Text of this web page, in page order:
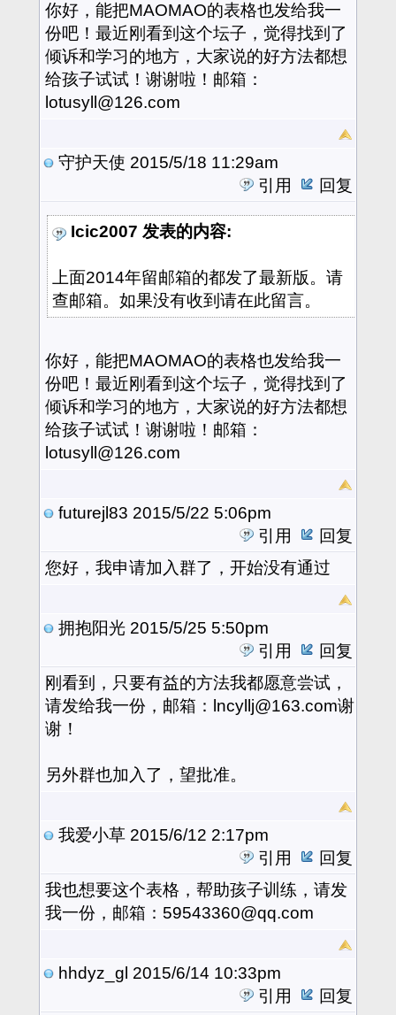
你好，能把MAOMAO的表格也发给我一
份吧！最近刚看到这个坛子，觉得找到了
倾诉和学习的地方，大家说的好方法都想
给孩子试试！谢谢啦！邮箱：
lotusyll@126.com
守护天使 2015/5/18 11:29am
引用
回复
Icic2007 发表的内容:
上面2014年留邮箱的都发了最新版。请
查邮箱。如果没有收到请在此留言。
你好，能把MAOMAO的表格也发给我一
份吧！最近刚看到这个坛子，觉得找到了
倾诉和学习的地方，大家说的好方法都想
给孩子试试！谢谢啦！邮箱：
lotusyll@126.com
futurejl83 2015/5/22 5:06pm
引用
回复
您好，我申请加入群了，开始没有通过
拥抱阳光 2015/5/25 5:50pm
引用
回复
刚看到，只要有益的方法我都愿意尝试，
请发给我一份，邮箱：lncyllj@163.com谢
谢！
另外群也加入了，望批准。
我爱小草 2015/6/12 2:17pm
引用
回复
我也想要这个表格，帮助孩子训练，请发
我一份，邮箱：59543360@qq.com
hhdyz_gl 2015/6/14 10:33pm
引用
回复